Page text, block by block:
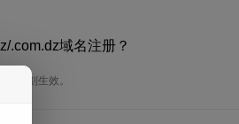
.com.dz域名注册？
以即刻生效。